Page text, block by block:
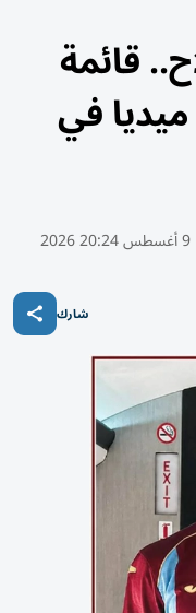
قائمة
في
9 أغسطس 20:24 2026
شارك